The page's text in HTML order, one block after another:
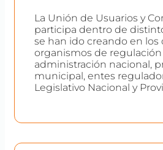
La Unión de Usuarios y
participa dentro de
se han ido creando en los
organismos de
administración nacional,
municipal, entes
Legislativo Nacional y